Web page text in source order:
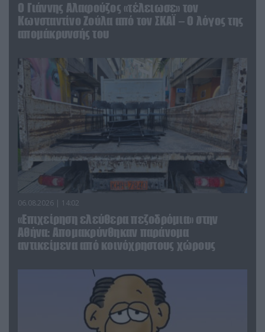
Ο Γιάννης Αλαφούζος «τέλειωσε» τον
Κωνσταντίνο Ζούλα από τον ΣΚΑΪ – Ο λόγος της
απομάκρυνσής του
06.08.2026 | 14:02
«Επιχείρηση ελεύθερα πεζοδρόμια» στην
Αθήνα: Απομακρύνθηκαν παράνομα
αντικείμενα από κοινόχρηστους χώρους